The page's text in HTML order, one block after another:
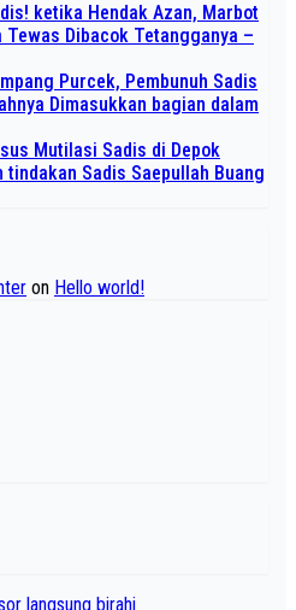
ketika Hendak Azan, Marbot
Dibacok Tetangganya –
Purcek, Pembunuh Sadis
Dimasukkan bagian dalam
Mutilasi Sadis di Depok
tindakan Sadis Saepullah Buang
on Hello world!
langsung birahi